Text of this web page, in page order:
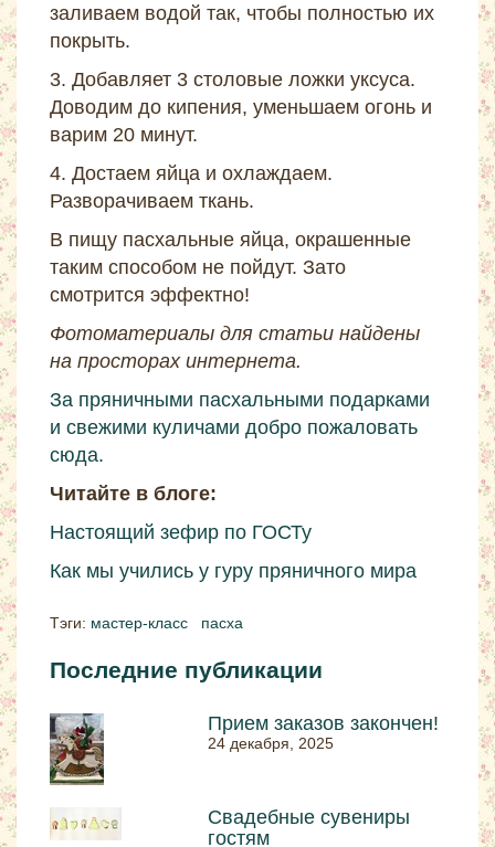
заливаем водой так, чтобы полностью их
покрыть.
3. Добавляет 3 столовые ложки уксуса.
Доводим до кипения, уменьшаем огонь и
варим 20 минут.
4. Достаем яйца и охлаждаем.
Разворачиваем ткань.
В пищу пасхальные яйца, окрашенные
таким способом не пойдут. Зато
смотрится эффектно!
Фотоматериалы для статьи найдены
на просторах интернета.
За пряничными пасхальными подарками
и свежими куличами добро пожаловать
сюда.
Читайте в блоге:
Настоящий зефир по ГОСТу
Как мы учились у гуру пряничного мира
Тэги: мастер-класс пасха
Последние публикации
Прием заказов закончен!
24 декабря, 2025
Свадебные сувениры
гостям